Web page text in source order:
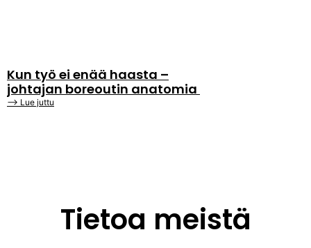
Kun työ ei enää haasta –
johtajan boreoutin anatomia
⟶ Lue juttu
Tietoa meistä